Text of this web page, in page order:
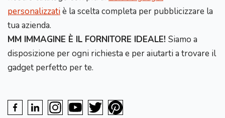
personalizzatiè la scelta completa per pubblicizzare la
tua azienda.
MM IMMAGINE È IL FORNITORE IDEALE! Siamo a
disposizione per ogni richiesta e per aiutarti a trovare il
gadget perfetto per te.